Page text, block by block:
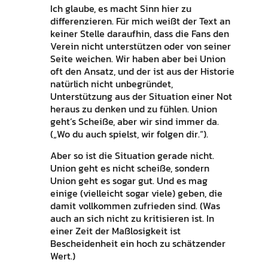
Ich glaube, es macht Sinn hier zu
differenzieren. Für mich weißt der Text an
keiner Stelle daraufhin, dass die Fans den
Verein nicht unterstützen oder von seiner
Seite weichen. Wir haben aber bei Union
oft den Ansatz, und der ist aus der Historie
natürlich nicht unbegründet,
Unterstützung aus der Situation einer Not
heraus zu denken und zu fühlen. Union
geht’s Scheiße, aber wir sind immer da.
(„Wo du auch spielst, wir folgen dir.“).
Aber so ist die Situation gerade nicht.
Union geht es nicht scheiße, sondern
Union geht es sogar gut. Und es mag
einige (vielleicht sogar viele) geben, die
damit vollkommen zufrieden sind. (Was
auch an sich nicht zu kritisieren ist. In
einer Zeit der Maßlosigkeit ist
Bescheidenheit ein hoch zu schätzender
Wert.)